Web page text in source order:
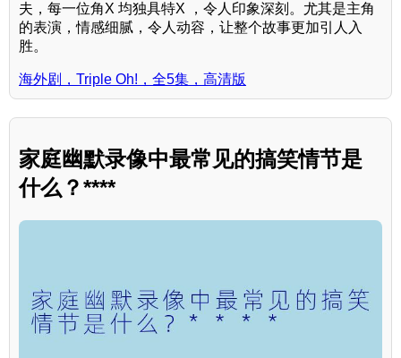
夫，每一位角X 均独具特X ，令人印象深刻。尤其是主角
的表演，情感细腻，令人动容，让整个故事更加引人入
胜。
海外剧，Triple Oh!，全5集，高清版
家庭幽默录像中最常见的搞笑情节是
什么？****